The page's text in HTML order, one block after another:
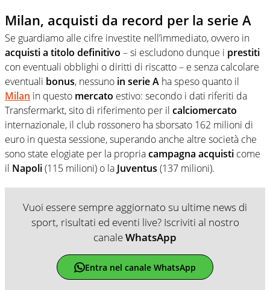
Milan, acquisti da record per la serie A
Se guardiamo alle cifre investite nell’immediato, ovvero in
acquisti a titolo definitivo – si escludono dunque i prestiti
con eventuali obblighi o diritti di riscatto – e senza calcolare
eventuali bonus, nessuno in serie A ha speso quanto il
Milan in questo mercato estivo: secondo i dati riferiti da
Transfermarkt, sito di riferimento per il calciomercato
internazionale, il club rossonero ha sborsato 162 milioni di
euro in questa sessione, superando anche altre società che
sono state elogiate per la propriacampagna acquisti come
il Napoli(115 milioni) o la Juventus (137 milioni).
Vuoi essere sempre aggiornato su ultime news di
sport, risultati ed eventi live? Iscriviti al nostro
canaleWhatsApp
Entra nel canale WhatsApp